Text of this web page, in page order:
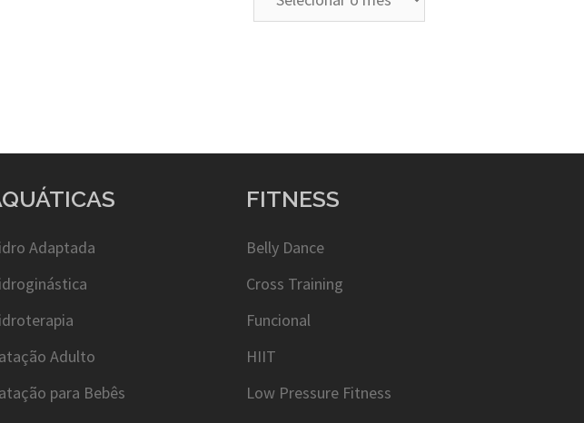
Adaptada
Adulto
para Bebês
FITNESS
Belly Dance
Cross Training
Funcional
HIIT
Low Pressure Fitness